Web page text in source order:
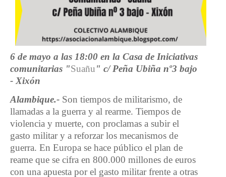
6 de mayo a las 18:00 en la Casa de Iniciativas
comunitarias "Suañu " c/ Peña Ubiña nº3 bajo
- Xixón
Alambique.- Son tiempos de militarismo, de
llamadas a la guerra y al rearme. Tiempos de
violencia y muerte, con proclamas a subir el
gasto militar y a reforzar los mecanismos de
guerra. En Europa se hace público el plan de
reame que se cifra en 800.000 millones de euros
con una apuesta por el gasto militar frente a otras